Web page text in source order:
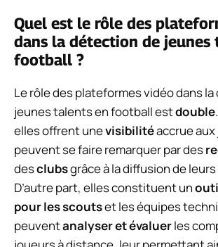
Quel est le rôle des
dans la détection de jeunes
football ?
Le rôle des plateformes vidéo dans
jeunes talents en football estdouble
elles offrent unevisibilitéaccrue
peuvent se faire remarquer par des
desclubsgrâce à la diffusion de
D’autre part, elles constituent un
pour les scoutset les équipes
peuventanalyser et évaluerles